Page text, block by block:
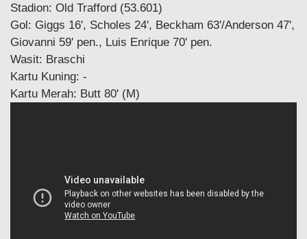
Stadion: Old Trafford (53.601)
Gol: Giggs 16', Scholes 24', Beckham 63'/Anderson 47',
Giovanni 59' pen., Luis Enrique 70' pen.
Wasit: Braschi
Kartu Kuning: -
Kartu Merah: Butt 80' (M)